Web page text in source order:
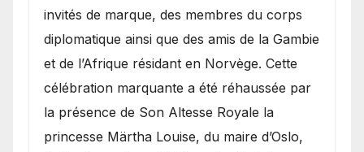
invités de marque, des membres du corps
diplomatique ainsi que des amis de la Gambie
et de l’Afrique résidant en Norvège. Cette
célébration marquante a été réhaussée par
la présence de Son Altesse Royale la
princesse Märtha Louise, du maire d’Oslo,